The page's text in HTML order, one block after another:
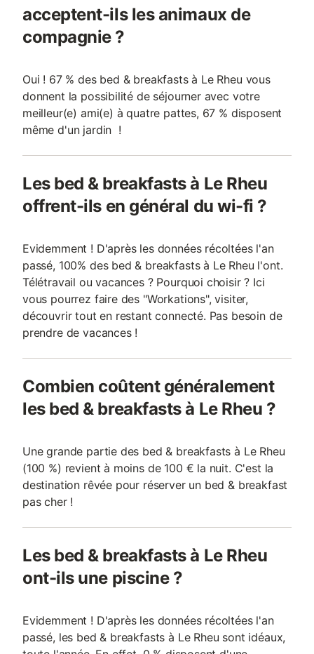
acceptent-ils les animaux de
compagnie ?
Oui ! 67 % des bed & breakfasts à Le Rheu vous
donnent la possibilité de séjourner avec votre
meilleur(e) ami(e) à quatre pattes, 67 % disposent
même d'un jardin !
Les bed & breakfasts à Le Rheu
offrent-ils en général du wi-fi ?
Evidemment ! D'après les données récoltées l'an
passé, 100% des bed & breakfasts à Le Rheu l'ont.
Télétravail ou vacances ? Pourquoi choisir ? Ici
vous pourrez faire des "Workations", visiter,
découvrir tout en restant connecté. Pas besoin de
prendre de vacances !
Combien coûtent généralement
les bed & breakfasts à Le Rheu ?
Une grande partie des bed & breakfasts à Le Rheu
(100 %) revient à moins de 100 € la nuit. C'est la
destination rêvée pour réserver un bed & breakfast
pas cher !
Les bed & breakfasts à Le Rheu
ont-ils une piscine ?
Evidemment ! D'après les données récoltées l'an
passé, les bed & breakfasts à Le Rheu sont idéaux,